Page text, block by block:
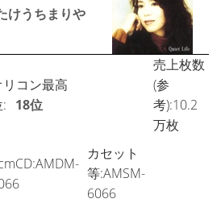
けうちまりや
リコン最高
18位
売上枚数
(参
考):10.2
万枚
カセット
等:AMSM-
6066